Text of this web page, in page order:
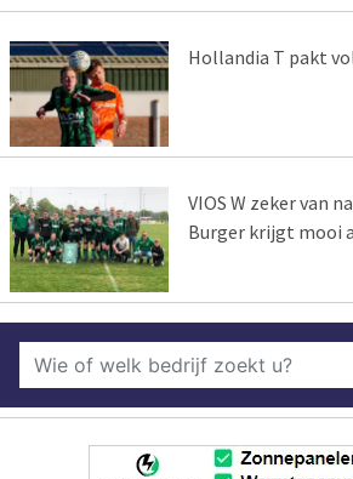
Hollandia T pakt
VIOS W zeker van
Burger krijgt mooi